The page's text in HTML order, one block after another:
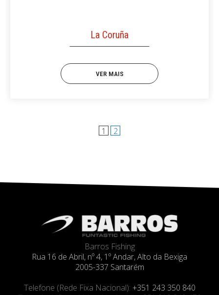
La Coruña
VER MAIS
1 2
Barros Fishing
Rua 16 de Abril, nº 4, 1º Andar, Alto da Bexiga
2005-337 Santarém
Telefone (Rede Fixa Nacional): +351 243 350 840